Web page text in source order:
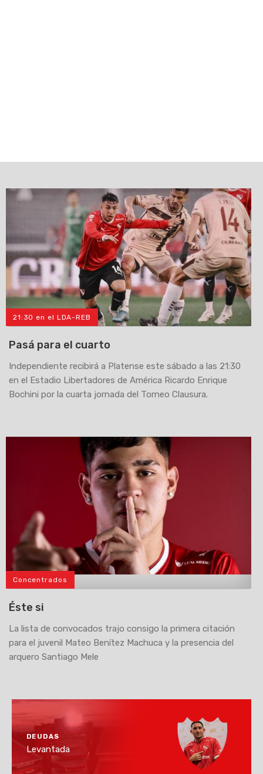
21:30 en el LDA-REB
Pasá para el cuarto
Independiente recibirá a Platense este sábado a las 21:30
en el Estadio Libertadores de América Ricardo Enrique
Bochini por la cuarta jornada del Torneo Clausura.
Concentrados
Éste si
La lista de convocados trajo consigo la primera citación
para el juvenil Mateo Benítez Machuca y la presencia del
arquero Santiago Mele
DEUDAS
Levantada